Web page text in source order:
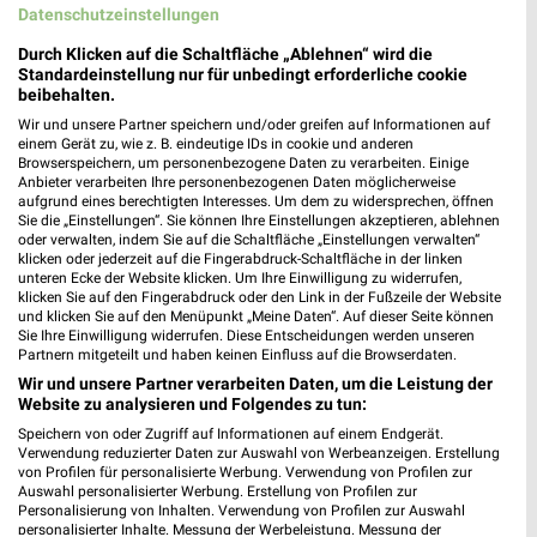
Noch heute gültig
3,6 km
Gültig bis Mi. 12.08.
XXXLutz XXXLutz
Datenschutzeinstellungen
Durch Klicken auf die Schaltfläche „Ablehnen“ wird die
Standardeinstellung nur für unbedingt erforderliche cookie
beibehalten.
Wir und unsere Partner speichern und/oder greifen auf Informationen auf
einem Gerät zu, wie z. B. eindeutige IDs in cookie und anderen
Browserspeichern, um personenbezogene Daten zu verarbeiten. Einige
Anbieter verarbeiten Ihre personenbezogenen Daten möglicherweise
aufgrund eines berechtigten Interesses. Um dem zu widersprechen, öffnen
Sie die „Einstellungen“. Sie können Ihre Einstellungen akzeptieren, ablehnen
oder verwalten, indem Sie auf die Schaltfläche „Einstellungen verwalten“
klicken oder jederzeit auf die Fingerabdruck-Schaltfläche in der linken
unteren Ecke der Website klicken. Um Ihre Einwilligung zu widerrufen,
klicken Sie auf den Fingerabdruck oder den Link in der Fußzeile der Website
und klicken Sie auf den Menüpunkt „Meine Daten“. Auf dieser Seite können
Sie Ihre Einwilligung widerrufen. Diese Entscheidungen werden unseren
Partnern mitgeteilt und haben keinen Einfluss auf die Browserdaten.
Wir und unsere Partner verarbeiten Daten, um die Leistung der
Website zu analysieren und Folgendes zu tun:
Speichern von oder Zugriff auf Informationen auf einem Endgerät.
Verwendung reduzierter Daten zur Auswahl von Werbeanzeigen. Erstellung
von Profilen für personalisierte Werbung. Verwendung von Profilen zur
Auswahl personalisierter Werbung. Erstellung von Profilen zur
Personalisierung von Inhalten. Verwendung von Profilen zur Auswahl
personalisierter Inhalte. Messung der Werbeleistung. Messung der